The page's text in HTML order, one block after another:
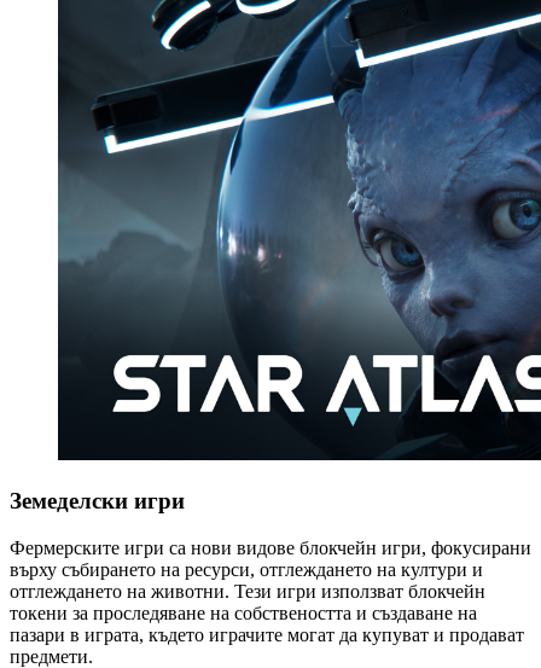
Земеделски игри
Фермерските игри са нови видове блокчейн игри, фокусирани
върху събирането на ресурси, отглеждането на култури и
отглеждането на животни. Тези игри използват блокчейн
токени за проследяване на собствеността и създаване на
пазари в играта, където играчите могат да купуват и продават
предмети.